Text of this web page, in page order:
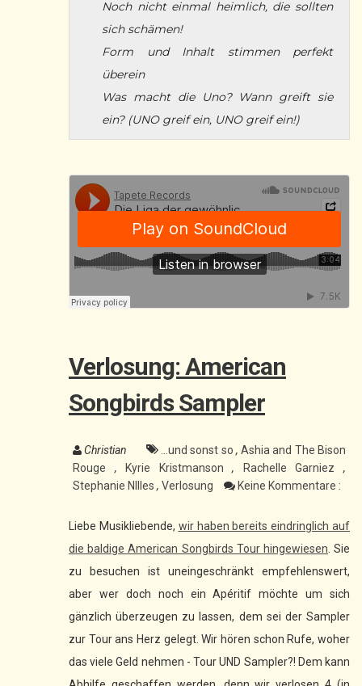
Noch nicht einmal heimlich, die sollten
sich schämen!
Form und Inhalt stimmen perfekt
überein
Was macht die Uno? Wann greift sie
ein? (UNO greif ein, UNO greif ein!)
Verlosung: American
Songbirds Sampler
Christian ...und sonst so ,Ashia and The Bison
Rouge , Kyrie Kristmanson, Rachelle Garniez,
Stephanie NIlles , Verlosung Keine Kommentare :
Liebe Musikliebende, wir haben bereits eindringlich auf
die baldige American Songbirds Tour hingewiesen . Sie
zu besuchen ist uneingeschränkt empfehlenswert,
aber wer doch noch ein Apéritif möchte um sich
gänzlich überzeugen zu lassen, dem sei der Sampler
zur Tour ans Herz gelegt. Wir hören schon Rufe, woher
das viele Geld nehmen - Tour UND Sampler?! Dem kann